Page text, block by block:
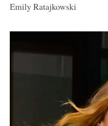
Emily Ratajkowski